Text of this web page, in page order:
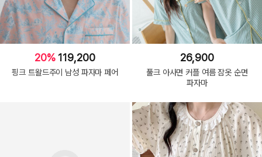
20% 119,200
핑크 트왈드주이 남성 파자마 페어
26,900
풀크 아사면 커플 여름 잠옷 순면
파자마